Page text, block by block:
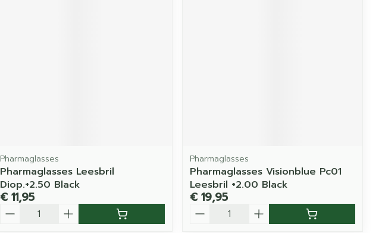
Pharmaglasses
Pharmaglasses Leesbril
Diop.+2.50 Black
€ 11,95
Pharmaglasses
Pharmaglasses Visionblue Pc01
Leesbril +2.00 Black
€ 19,95